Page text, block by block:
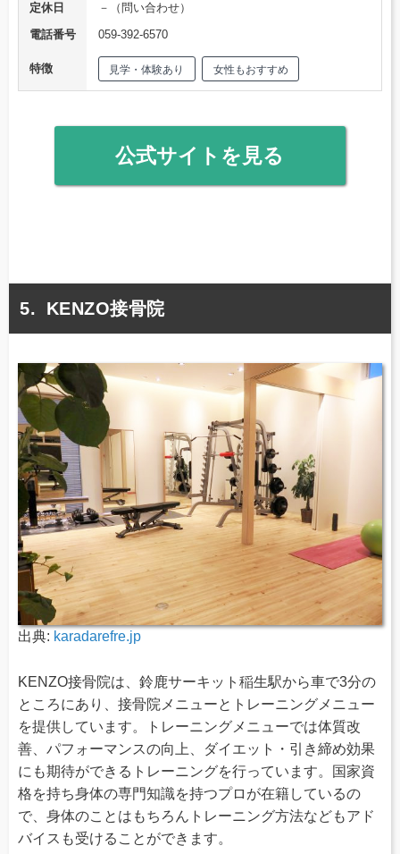
定休日
－（問い合わせ）
電話番号
059-392-6570
特徴 見学・体験あり 女性もおすすめ
公式サイトを見る
KENZO接骨院
出典: karadarefre.jp
KENZO接骨院は、鈴鹿サーキット稲生駅から車で3分の
ところにあり、接骨院メニューとトレーニングメニュー
を提供しています。トレーニングメニューでは体質改
善、パフォーマンスの向上、ダイエット・引き締め効果
にも期待ができるトレーニングを行っています。国家資
格を持ち身体の専門知識を持つプロが在籍しているの
で、身体のことはもちろんトレーニング方法などもアド
バイスも受けることができます。